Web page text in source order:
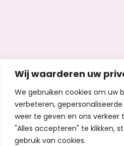
Wij waarderen uw
We gebruiken cookies om uw
verbeteren,
weer te geven en ons verkeer
"Alles accepteren" te klikken,
gebruik van cookies.